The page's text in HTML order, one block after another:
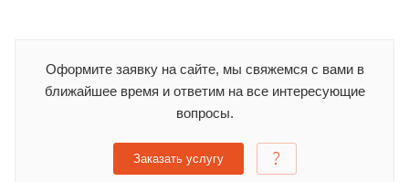
Оформите заявку на сайте, мы свяжемся с вами в
ближайшее время и ответим на все интересующие
вопросы.
Заказать услугу